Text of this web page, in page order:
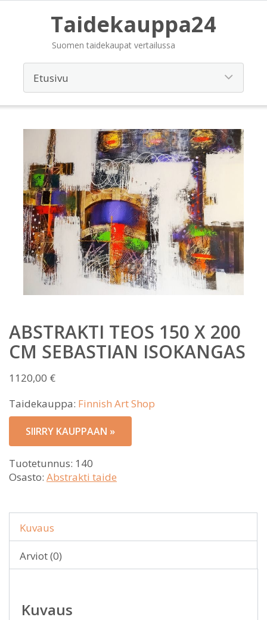
Taidekauppa24
Suomen taidekaupat vertailussa
ABSTRAKTI TEOS 150 X 200
CM SEBASTIAN ISOKANGAS
1120,00 €
Taidekauppa: Finnish Art Shop
SIIRRY KAUPPAAN »
Tuotetunnus: 140
Osasto: Abstrakti taide
Kuvaus
Arviot (0)
Kuvaus